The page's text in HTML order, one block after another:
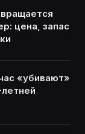
цена, запас
«убивают»